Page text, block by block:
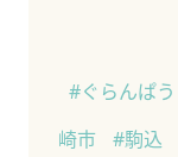
#ぐらんぱう
崎市
#駒込